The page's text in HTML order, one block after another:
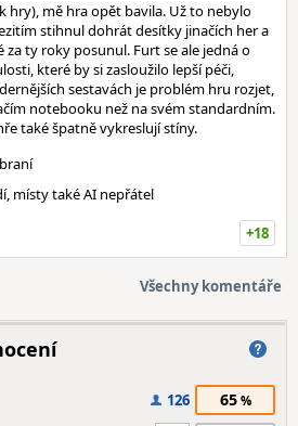
hry), mě hra opět bavila. Už to nebylo
stihnul dohrát desítky jinačích her a
za ty roky posunul. Furt se ale jedná o
které by si zasloužilo lepší péči,
sestavách je problém hru rozjet,
notebooku než na svém standardním.
také špatně vykreslují stíny.
místy také AI nepřátel
+18
Všechny komentáře
126 65